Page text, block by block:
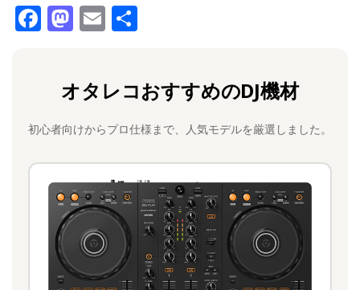
F
b
o
o
k
M
o
d
o
n
E
l
オタレコおすすめのDJ機材
初心者向けからプロ仕様まで、人気モデルを厳選しました。